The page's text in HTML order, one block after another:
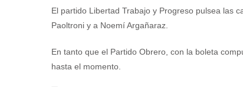
El partido Libertad Trabajo y Progreso pulsea las
Paoltroni y a Noemí Argañaraz.
En tanto que el Partido Obrero, con la boleta
hasta el momento.